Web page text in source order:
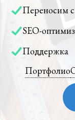
Переносим
SEO-
Поддержка
Портфолио